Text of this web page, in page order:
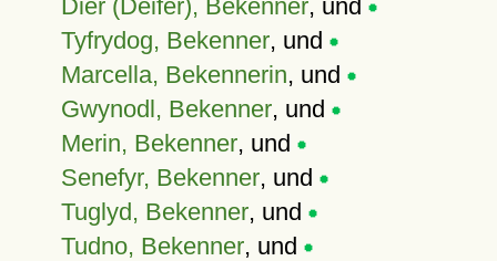
Dier (Deifer), Bekenner, und
Tyfrydog, Bekenner, und
Marcella, Bekennerin, und
Gwynodl, Bekenner, und
Merin, Bekenner, und
Senefyr, Bekenner, und
Tuglyd, Bekenner, und
Tudno, Bekenner, und